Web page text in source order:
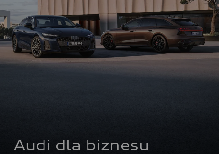
Audi dla biznesu